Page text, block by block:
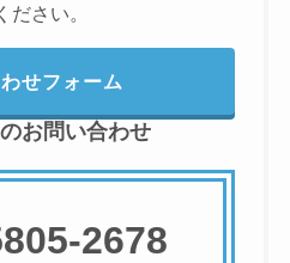
ださい。
せフォーム
お問い合わせ
2678